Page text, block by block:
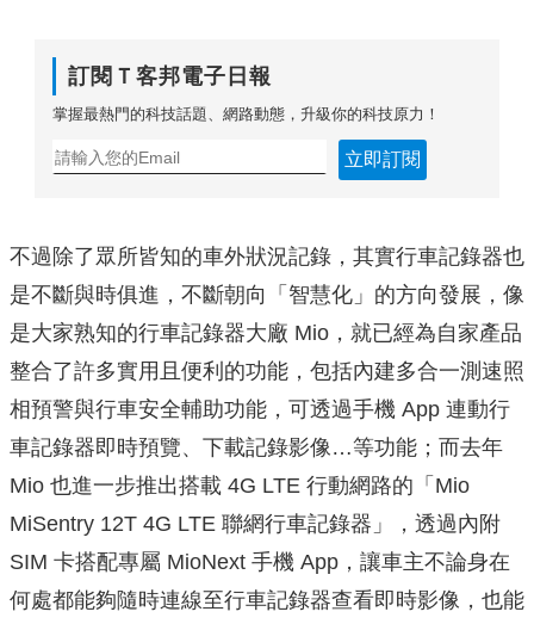
訂閱Ｔ客邦電子日報
掌握最熱門的科技話題、網路動態，升級你的科技原力！
立即訂閱
不過除了眾所皆知的車外狀況記錄，其實行車記錄器也
是不斷與時俱進，不斷朝向「智慧化」的方向發展，像
是大家熟知的行車記錄器大廠 Mio，就已經為自家產品
整合了許多實用且便利的功能，包括內建多合一測速照
相預警與行車安全輔助功能，可透過手機 App 連動行
車記錄器即時預覽、下載記錄影像…等功能；而去年
Mio 也進一步推出搭載 4G LTE 行動網路的「Mio
MiSentry 12T 4G LTE 聯網行車記錄器」，透過內附
SIM 卡搭配專屬 MioNext 手機 App，讓車主不論身在
何處都能夠隨時連線至行車記錄器查看即時影像，也能